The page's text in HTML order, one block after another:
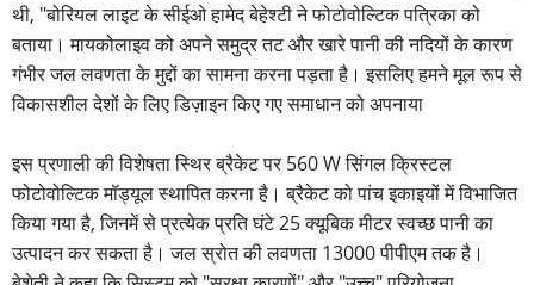
थी, "बोरियल लाइट के सीईओ हामेद बेहेश्टी ने फोटोवोल्टिक पत्रिका को
बताया। मायकोलाइव को अपने समुद्र तट और खारे पानी की नदियों के कारण
गंभीर जल लवणता के मुद्दों का सामना करना पड़ता है। इसलिए हमने मूल रूप से
विकासशील देशों के लिए डिज़ाइन किए गए समाधान को अपनाया
इस प्रणाली की विशेषता स्थिर ब्रैकेट पर 560 W सिंगल क्रिस्टल
फोटोवोल्टिक मॉड्यूल स्थापित करना है। ब्रैकेट को पांच इकाइयों में विभाजित
किया गया है, जिनमें से प्रत्येक प्रति घंटे 25 क्यूबिक मीटर स्वच्छ पानी का
उत्पादन कर सकता है। जल स्रोत की लवणता 13000 पीपीएम तक है।